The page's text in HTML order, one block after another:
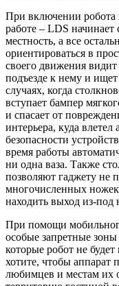
При включении робота
работе – LDS
местность, а все
ориентироваться в
своего движения видит
подъезде к нему и
случаях, когда
вступает бампер
и спасает от
интерьера, куда влетел
безопасности
время работы
ни одна ваза. Также
позволяют гаджету не
многочисленных ножек
находить выход из-под
При помощи
особые запретные
которые робот не
хотите, чтобы
любимцев и местам их